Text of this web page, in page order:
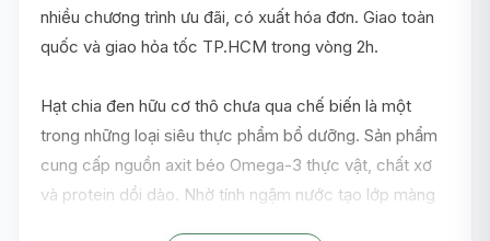
nhiều chương trình ưu đãi, có xuất hóa đơn. Giao toàn
quốc và giao hỏa tốc TP.HCM trong vòng 2h.
Hạt chia đen hữu cơ thô chưa qua chế biến là một
trong những loại siêu thực phẩm bổ dưỡng. Sản phẩm
cung cấp nguồn axit béo Omega-3 thực vật, chất xơ
và protein dồi dào. Nhờ tính ngậm nước tạo lớp màng